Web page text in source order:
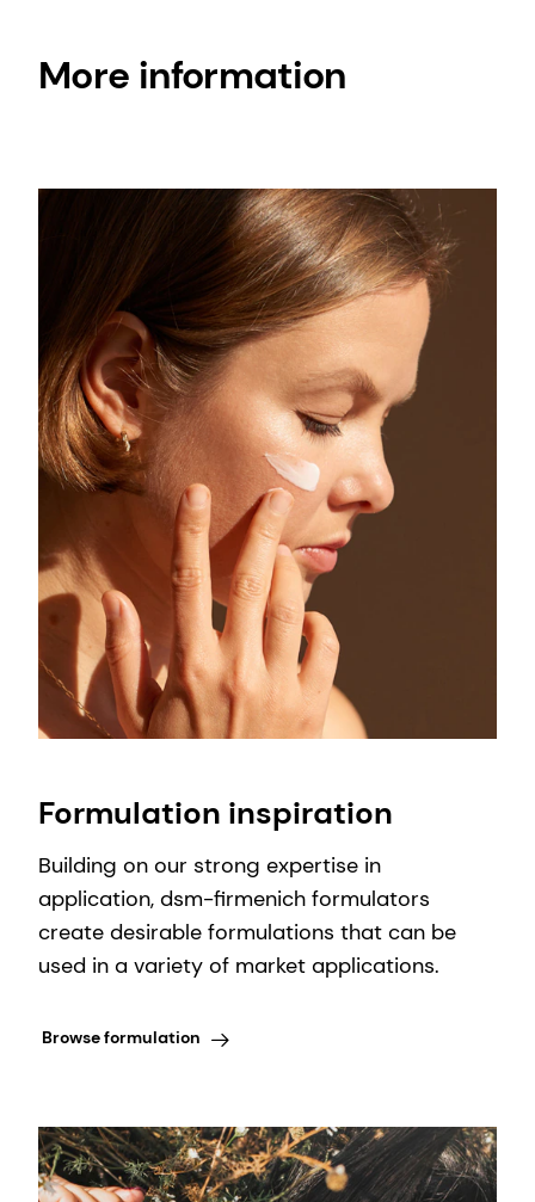
More information
Formulation inspiration
Building on our strong expertise in
application, dsm-firmenich formulators
create desirable formulations that can be
used in a variety of market applications.
Browse formulation